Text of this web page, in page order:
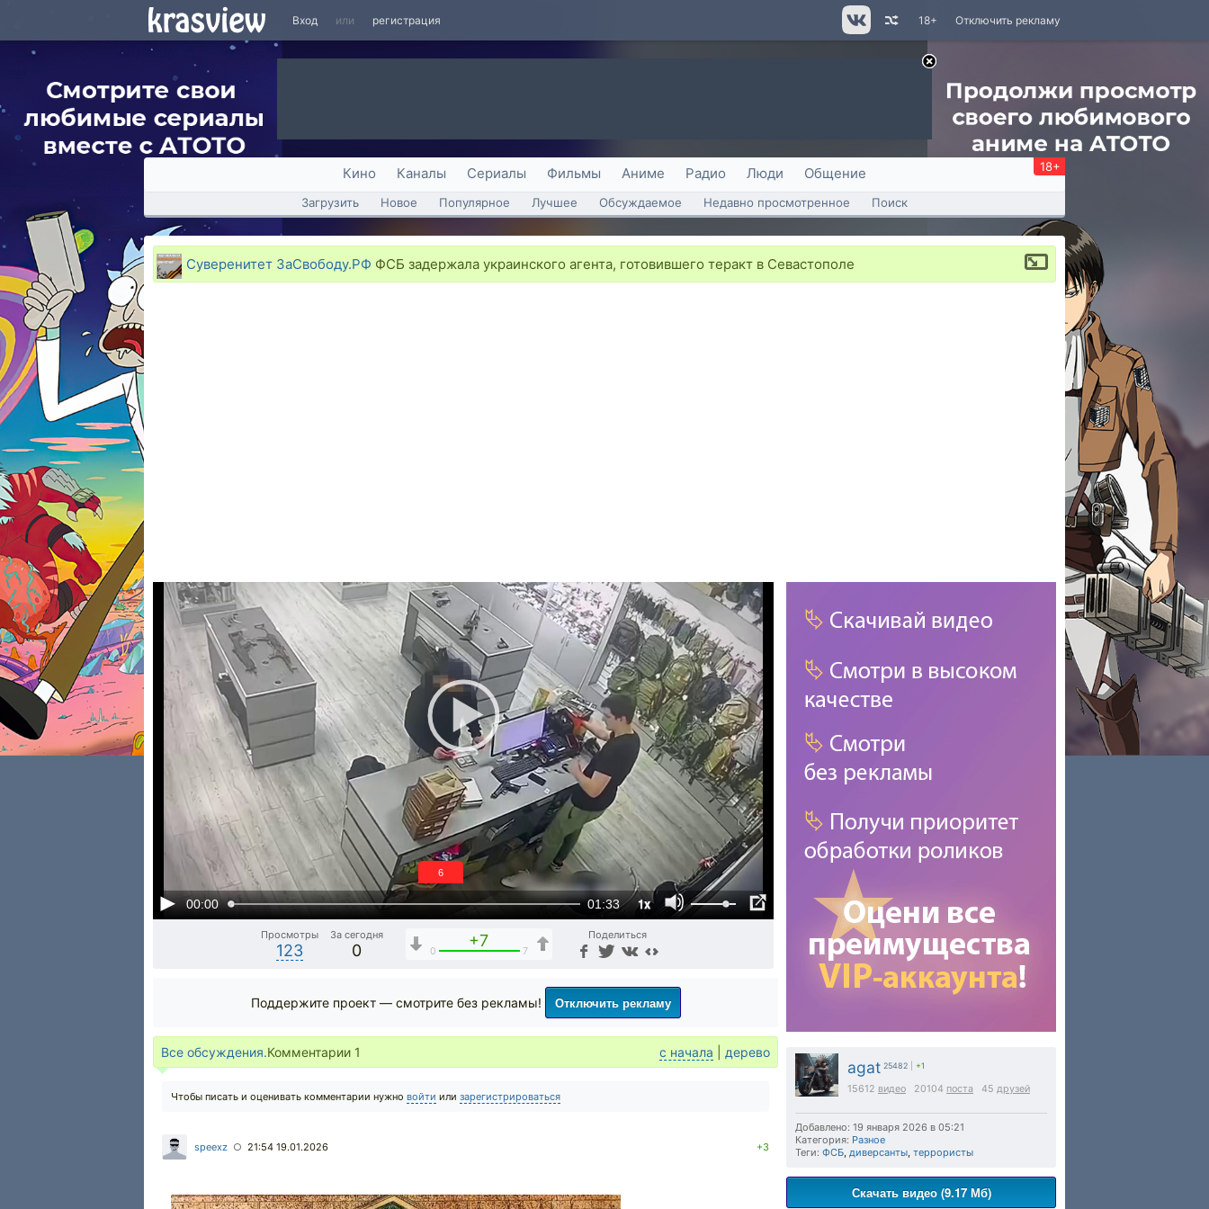
Вход или регистрация Отключить рекламу
18+
Кино Каналы Сериалы Фильмы Аниме Радио Люди Общение 18+
Загрузить Новое Популярное Лучшее Обсуждаемое Недавно просмотренное Поиск
Суверенитет ЗаСвободу.РФ ФСБ задержала украинского агента, готовившего теракт в Севастополе
00:00 01:33 1x
5
Просмотры
123
За сегодня
0
+7
0 7
Поделиться
agat 25482 +1
15612 видео 20104 поста 45 друзей
Добавлено: 19 января 2026 в 05:21
Категория: Разное
Теги: ФСБ, диверсанты, террористы
Скачать видео (9.17 Мб)
Поддержите проект — смотрите без рекламы! Отключить рекламу
Все обсуждения.Комментарии 1 с начала дерево
Чтобы писать и оценивать комментарии нужно войти или зарегистрироваться
speexz ○ 21:54 19.01.2026 +3